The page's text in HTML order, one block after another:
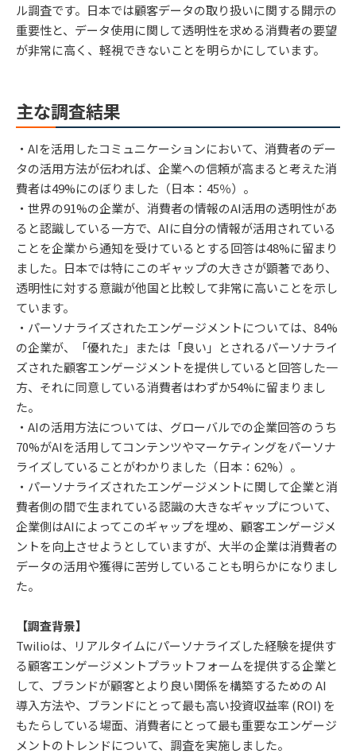
ル調査です。日本では顧客データの取り扱いに関する開示の
重要性と、データ使用に関して透明性を求める消費者の要望
が非常に高く、軽視できないことを明らかにしています。
主な調査結果
・AIを活用したコミュニケーションにおいて、消費者のデー
タの活用方法が伝われば、企業への信頼が高まると考えた消
費者は49%にのぼりました（日本：45％）。
・世界の91%の企業が、消費者の情報のAI活用の透明性があ
ると認識している一方で、AIに自分の情報が活用されている
ことを企業から通知を受けているとする回答は48%に留まり
ました。日本では特にこのギャップの大きさが顕著であり、
透明性に対する意識が他国と比較して非常に高いことを示し
ています。
・パーソナライズされたエンゲージメントについては、84%
の企業が、「優れた」または「良い」とされるパーソナライ
ズされた顧客エンゲージメントを提供していると回答した一
方、それに同意している消費者はわずか54%に留まりまし
た。
・AIの活用方法については、グローバルでの企業回答のうち
70%がAIを活用してコンテンツやマーケティングをパーソナ
ライズしていることがわかりました（日本：62%）。
・パーソナライズされたエンゲージメントに関して企業と消
費者側の間で生まれている認識の大きなギャップについて、
企業側はAIによってこのギャップを埋め、顧客エンゲージメ
ントを向上させようとしていますが、大半の企業は消費者の
データの活用や獲得に苦労していることも明らかになりまし
た。
【調査背景】
Twilioは、リアルタイムにパーソナライズした経験を提供す
る顧客エンゲージメントプラットフォームを提供する企業と
して、ブランドが顧客とより良い関係を構築するための AI
導入方法や、ブランドにとって最も高い投資収益率 (ROI) を
もたらしている場面、消費者にとって最も重要なエンゲージ
メントのトレンドについて、調査を実施しました。